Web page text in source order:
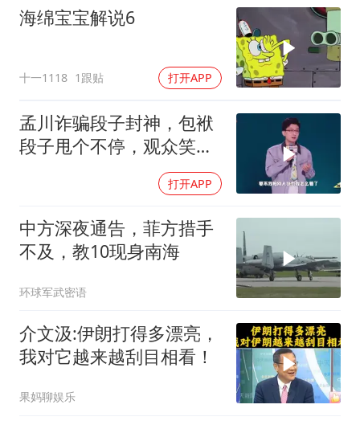
海绵宝宝解说6
十一1118 1跟贴 打开APP
孟川诈骗段子封神，包袱
段子甩个不停，观众笑到
打开APP
中方深夜通告，菲方措手
不及，教10现身南海
环球军武密语
介文汲:伊朗打得多漂亮，
我对它越来越刮目相看！
果妈聊娱乐